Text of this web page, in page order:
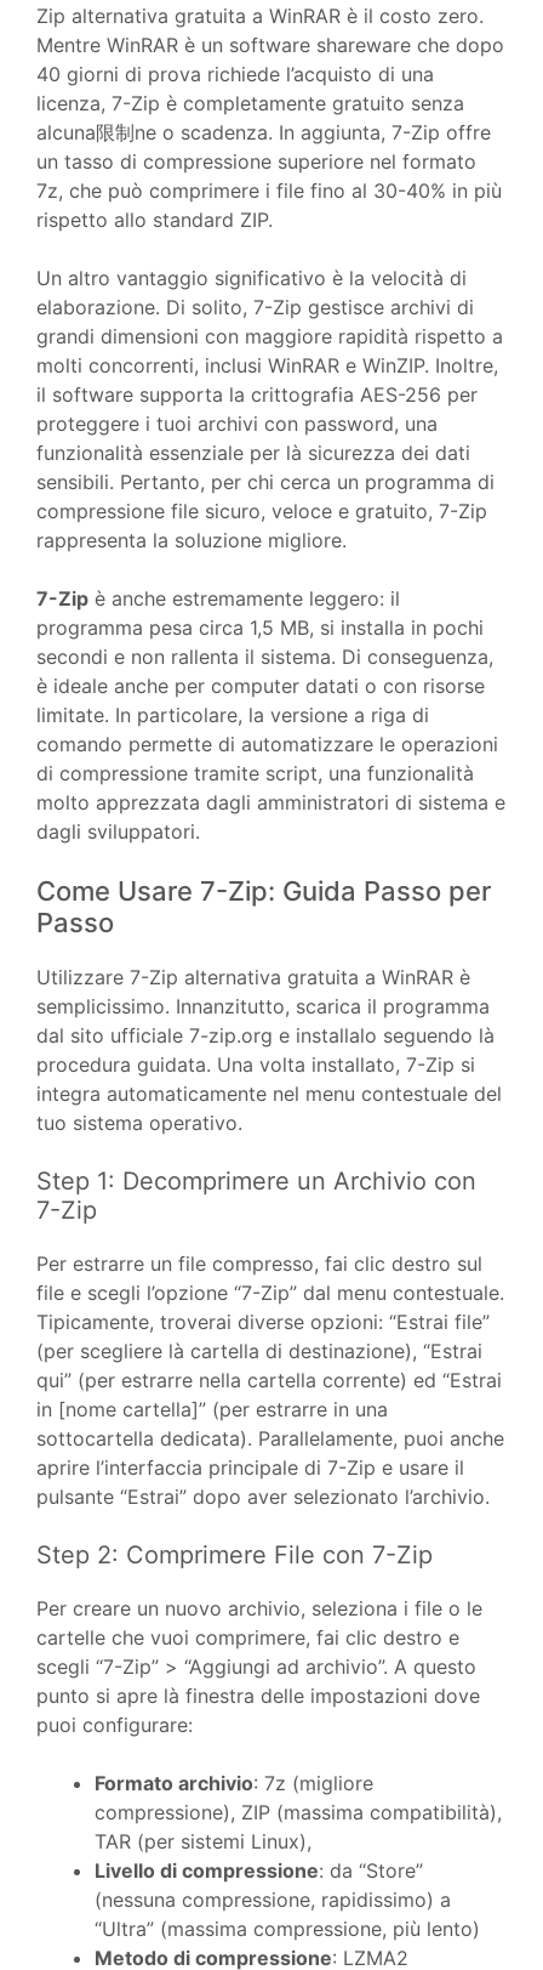
Zip alternativa gratuita a WinRAR è il costo zero.
Mentre WinRAR è un software shareware che dopo
40 giorni di prova richiede l’acquisto di una
licenza, 7-Zip è completamente gratuito senza
alcuna限制ne o scadenza. In aggiunta, 7-Zip offre
un tasso di compressione superiore nel formato
7z, che può comprimere i file fino al 30-40% in più
rispetto allo standard ZIP.
Un altro vantaggio significativo è la velocità di
elaborazione. Di solito, 7-Zip gestisce archivi di
grandi dimensioni con maggiore rapidità rispetto a
molti concorrenti, inclusi WinRAR e WinZIP. Inoltre,
il software supporta la crittografia AES-256 per
proteggere i tuoi archivi con password, una
funzionalità essenziale per là sicurezza dei dati
sensibili. Pertanto, per chi cerca un programma di
compressione file sicuro, veloce e gratuito, 7-Zip
rappresenta la soluzione migliore.
7-Zip è anche estremamente leggero: il
programma pesa circa 1,5 MB, si installa in pochi
secondi e non rallenta il sistema. Di conseguenza,
è ideale anche per computer datati o con risorse
limitate. In particolare, la versione a riga di
comando permette di automatizzare le operazioni
di compressione tramite script, una funzionalità
molto apprezzata dagli amministratori di sistema e
dagli sviluppatori.
Come Usare 7-Zip: Guida Passo per
Passo
Utilizzare 7-Zip alternativa gratuita a WinRAR è
semplicissimo. Innanzitutto, scarica il programma
dal sito ufficiale 7-zip.org e installalo seguendo là
procedura guidata. Una volta installato, 7-Zip si
integra automaticamente nel menu contestuale del
tuo sistema operativo.
Step 1: Decomprimere un Archivio con
7-Zip
Per estrarre un file compresso, fai clic destro sul
file e scegli l’opzione “7-Zip” dal menu contestuale.
Tipicamente, troverai diverse opzioni: “Estrai file”
(per scegliere là cartella di destinazione), “Estrai
qui” (per estrarre nella cartella corrente) ed “Estrai
in [nome cartella]” (per estrarre in una
sottocartella dedicata). Parallelamente, puoi anche
aprire l’interfaccia principale di 7-Zip e usare il
pulsante “Estrai” dopo aver selezionato l’archivio.
Step 2: Comprimere File con 7-Zip
Per creare un nuovo archivio, seleziona i file o le
cartelle che vuoi comprimere, fai clic destro e
scegli “7-Zip” > “Aggiungi ad archivio”. A questo
punto si apre là finestra delle impostazioni dove
puoi configurare:
Formato archivio: 7z (migliore
compressione), ZIP (massima compatibilità),
TAR (per sistemi Linux),
Livello di compressione: da “Store”
(nessuna compressione, rapidissimo) a
“Ultra” (massima compressione, più lento)
Metodo di compressione: LZMA2